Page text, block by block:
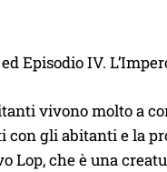
Episodio IV.
vivono molto a
gli abitanti e la
Lop, che è una